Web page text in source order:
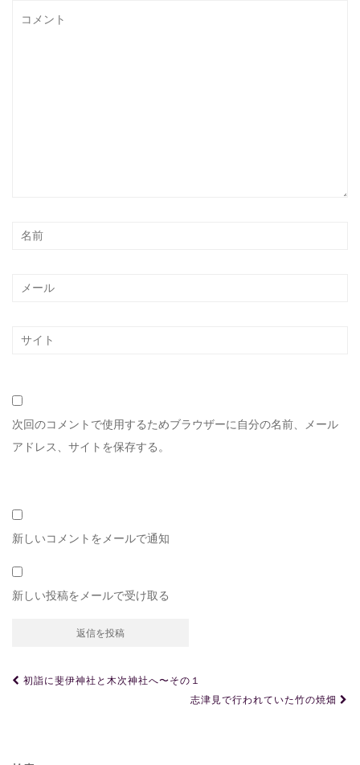
次回のコメントで使用するためブラウザーに自分の名前、メール
アドレス、サイトを保存する。
新しいコメントをメールで通知
新しい投稿をメールで受け取る
投初詣に斐伊神社と木次神社へ〜その１
志津見で行われていた竹の焼畑